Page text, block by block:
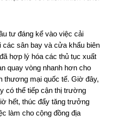
tư đáng kể vào việc cải
các sân bay và cửa khẩu biên
hợp lý hóa các thủ tục xuất
quay vòng nhanh hơn cho
thương mại quốc tế. Giờ đây,
có thể tiếp cận thị trường
hết, thúc đẩy tăng trưởng
làm cho cộng đồng địa